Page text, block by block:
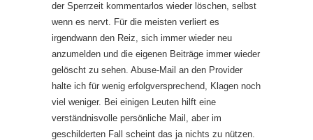
der Sperrzeit kommentarlos wieder löschen, selbst
wenn es nervt. Für die meisten verliert es
irgendwann den Reiz, sich immer wieder neu
anzumelden und die eigenen Beiträge immer wieder
gelöscht zu sehen. Abuse-Mail an den Provider
halte ich für wenig erfolgversprechend, Klagen noch
viel weniger. Bei einigen Leuten hilft eine
verständnisvolle persönliche Mail, aber im
geschilderten Fall scheint das ja nichts zu nützen.